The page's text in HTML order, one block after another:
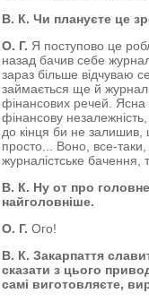
В. К. Чи плануєте це
О. Г. Я поступово це
назад бачив себе
зараз більше відчуваю
займається ще й
фінансових речей. Ясна
фінансову
до кінця би не
просто... Воно, все-
журналістське бачення,
В. К. Ну от про
найголовніше.
О. Г. Ого!
В. К. Закарпаття
сказати з цього
самі виготовляєте,